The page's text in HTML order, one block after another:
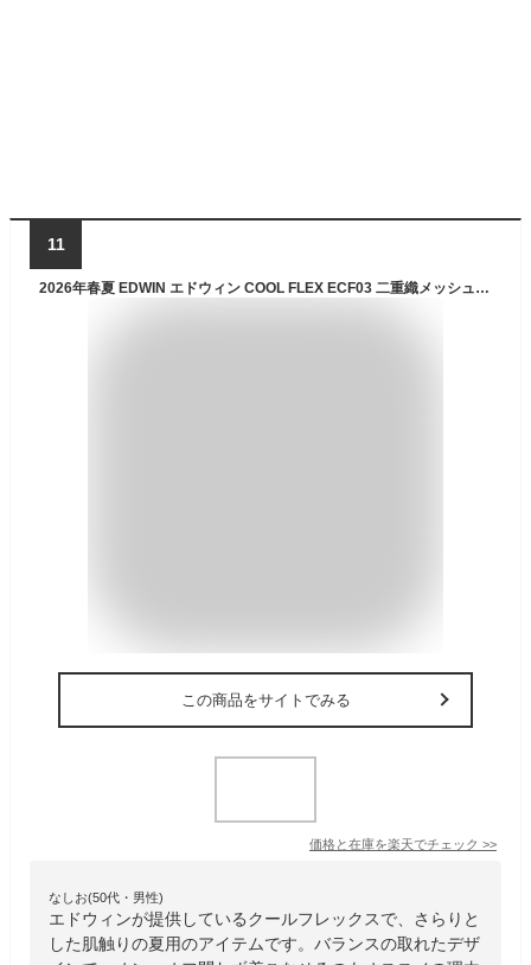
11
2026年春夏 EDWIN エドウィン COOL FLEX ECF03 二重織メッシュ構造 レギュラーストレート デニム ジーンズ 夏素材 パンツ メンズ ストレッチ クール 涼しいパンツ 送料無料
この商品をサイトでみる
価格と在庫を楽天でチェック >>
なしお(50代・男性)
エドウィンが提供しているクールフレックスで、さらりと
した肌触りの夏用のアイテムです。バランスの取れたデザ